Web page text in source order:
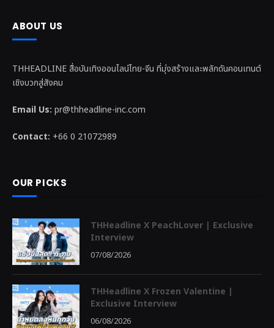
ABOUT US
THHEADLINE สื่อบันเทิงออนไลน์ไทย-จีน ที่มุ่งสร้างและพลักดันคอนเทนต์
เชิงบวกสู่สังคม
Email Us: pr@thheadline-inc.com
Contact: +66 0 21072989
OUR PICKS
THHeadline X PeachLover | Exclusive
Interview
07/08/2026
THHeadline X Frozen Valentine |
Exclusive Interview
06/08/2026